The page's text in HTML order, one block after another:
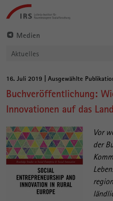
Gehe
direkt
zu:
Leibniz-
Institut
für
Sozialforschung
Medien
Aktuelles
Hauptinhalt
16. Juli 2019 | Ausgewählte
Buchveröffentlichung:
Innovationen auf das
Vor
der